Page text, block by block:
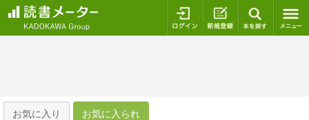
ログイン 新規登録
お気に入り お気に入られ